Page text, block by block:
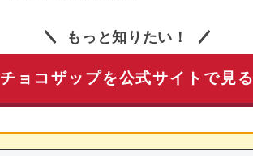
もっと知りたい！
チョコザップを公式サイトで見る